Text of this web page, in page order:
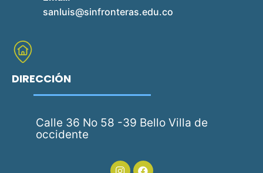
sanluis@sinfronteras.edu.co
DIRECCIÓN
Calle 36 No 58 -39 Bello Villa de
occidente